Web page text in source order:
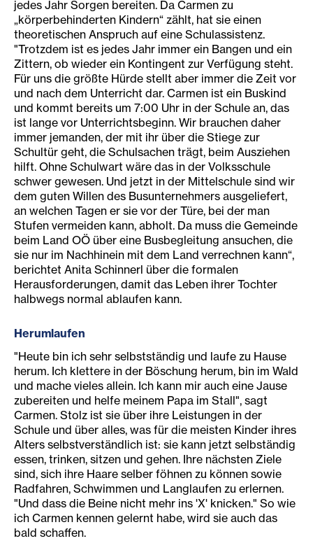
jedes Jahr Sorgen bereiten. Da Carmen zu
„körperbehinderten Kindern“ zählt, hat sie einen
theoretischen Anspruch auf eine Schulassistenz.
"Trotzdem ist es jedes Jahr immer ein Bangen und ein
Zittern, ob wieder ein Kontingent zur Verfügung steht.
Für uns die größte Hürde stellt aber immer die Zeit vor
und nach dem Unterricht dar. Carmen ist ein Buskind
und kommt bereits um 7:00 Uhr in der Schule an, das
ist lange vor Unterrichtsbeginn. Wir brauchen daher
immer jemanden, der mit ihr über die Stiege zur
Schultür geht, die Schulsachen trägt, beim Ausziehen
hilft. Ohne Schulwart wäre das in der Volksschule
schwer gewesen. Und jetzt in der Mittelschule sind wir
dem guten Willen des Busunternehmers ausgeliefert,
an welchen Tagen er sie vor der Türe, bei der man
Stufen vermeiden kann, abholt. Da muss die Gemeinde
beim Land OÖ über eine Busbegleitung ansuchen, die
sie nur im Nachhinein mit dem Land verrechnen kann“,
berichtet Anita Schinnerl über die formalen
Herausforderungen, damit das Leben ihrer Tochter
halbwegs normal ablaufen kann.
Herumlaufen
"Heute bin ich sehr selbstständig und laufe zu Hause
herum. Ich klettere in der Böschung herum, bin im Wald
und mache vieles allein. Ich kann mir auch eine Jause
zubereiten und helfe meinem Papa im Stall", sagt
Carmen. Stolz ist sie über ihre Leistungen in der
Schule und über alles, was für die meisten Kinder ihres
Alters selbstverständlich ist: sie kann jetzt selbständig
essen, trinken, sitzen und gehen. Ihre nächsten Ziele
sind, sich ihre Haare selber föhnen zu können sowie
Radfahren, Schwimmen und Langlaufen zu erlernen.
"Und dass die Beine nicht mehr ins 'X' knicken." So wie
ich Carmen kennen gelernt habe, wird sie auch das
bald schaffen.